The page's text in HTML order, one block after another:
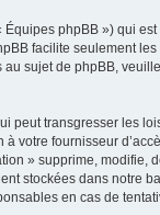
phpBB ») qui
facilite seulement
sujet de phpBB,
peut transgresser les
votre fournisseur
» supprime, modifie,
stockées dans notre
en cas de